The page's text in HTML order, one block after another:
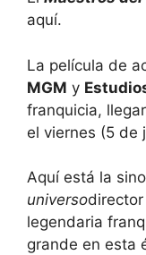
aquí.
La película de
MGM y
franquicia,
el viernes (5 de
Aquí está la
universodirector
legendaria
grande en esta